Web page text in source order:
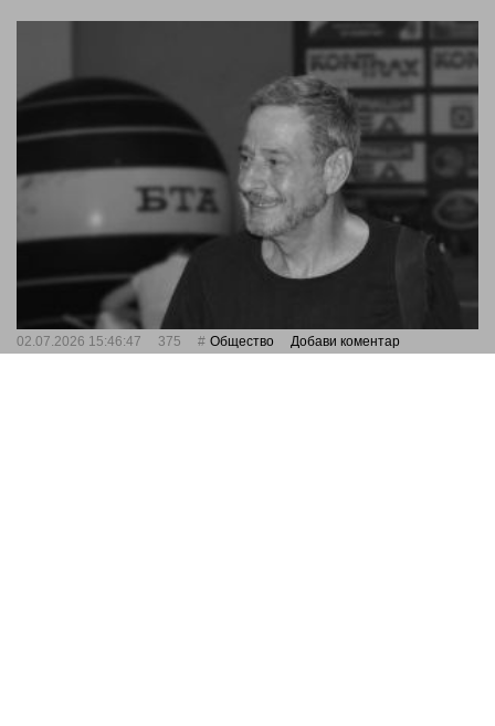
02.07.2026 15:46:47 375 Общество Добави коментар